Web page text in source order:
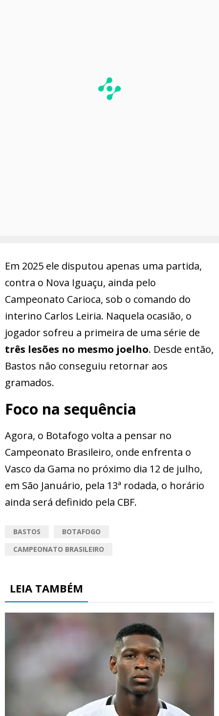
Em 2025 ele disputou apenas uma partida,
contra o Nova Iguaçu, ainda pelo
Campeonato Carioca, sob o comando do
interino Carlos Leiria. Naquela ocasião, o
jogador sofreu a primeira de uma série de
três lesões no mesmo joelho. Desde então,
Bastos não conseguiu retornar aos
gramados.
Foco na sequência
Agora, o Botafogo volta a pensar no
Campeonato Brasileiro, onde enfrenta o
Vasco da Gama no próximo dia 12 de julho,
em São Januário, pela 13ª rodada, o horário
ainda será definido pela CBF.
BASTOS
BOTAFOGO
CAMPEONATO BRASILEIRO
LEIA TAMBÉM